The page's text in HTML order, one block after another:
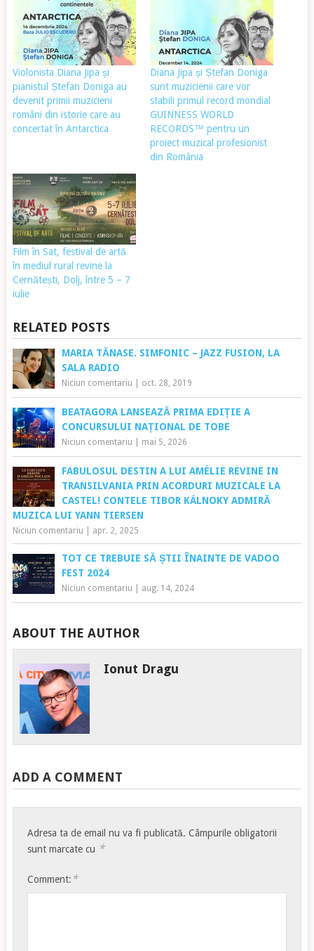
Violonista Diana Jipa și
pianistul Ștefan Doniga au
devenit primii muzicieni
români din istorie care au
concertat în Antarctica
Diana Jipa și Ștefan Doniga
sunt muzicienii care vor
stabili primul record mondial
GUINNESS WORLD
RECORDS™ pentru un
proiect muzical profesionist
din România
Film în Sat, festival de artă
în mediul rural revine la
Cernătești, Dolj, între 5 – 7
iulie
RELATED POSTS
MARIA TĂNASE. SIMFONIC – JAZZ FUSION, LA
SALA RADIO
Niciun comentariu oct. 28, 2019
BEATAGORA LANSEAZĂ PRIMA EDIȚIE A
CONCURSULUI NAȚIONAL DE TOBE
Niciun comentariu mai 5, 2026
FABULOSUL DESTIN A LUI AMÉLIE REVINE IN
TRANSILVANIA PRIN ACORDURI MUZICALE LA
CASTEL! CONTELE TIBOR KÁLNOKY ADMIRĂ
MUZICA LUI YANN TIERSEN
Niciun comentariu apr. 2, 2025
TOT CE TREBUIE SĂ ȘTII ÎNAINTE DE VADOO
FEST 2024
Niciun comentariu aug. 14, 2024
ABOUT THE AUTHOR
Ionut Dragu
ADD A COMMENT
Adresa ta de email nu va fi publicată. Câmpurile obligatorii
sunt marcate cu *
Comment: *